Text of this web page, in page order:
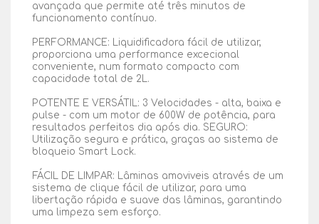
avançada que permite até três minutos de
funcionamento contínuo.
PERFORMANCE: Liquidificadora fácil de utilizar,
proporciona uma performance excecional
conveniente, num formato compacto com
capacidade total de 2L.
POTENTE E VERSÁTIL: 3 Velocidades - alta, baixa e
pulse - com um motor de 600W de potência, para
resultados perfeitos dia após dia. SEGURO:
Utilização segura e prática, graças ao sistema de
bloqueio Smart Lock.
FÁCIL DE LIMPAR: Lâminas amoviveis através de um
sistema de clique fácil de utilizar, para uma
libertação rápida e suave das lâminas, garantindo
uma limpeza sem esforço.